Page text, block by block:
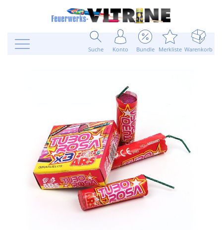
Suche Konto Bundle Merkliste Warenkorb